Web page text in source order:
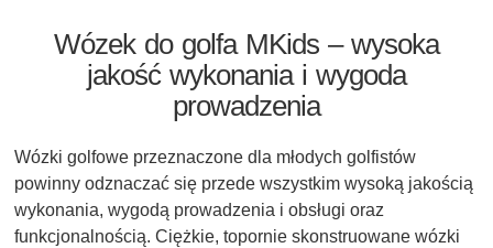
Wózek do golfa MKids – wysoka
jakość wykonania i wygoda
prowadzenia
Wózki golfowe przeznaczone dla młodych golfistów
powinny odznaczać się przede wszystkim wysoką jakością
wykonania, wygodą prowadzenia i obsługi oraz
funkcjonalnością. Ciężkie, topornie skonstruowane wózki